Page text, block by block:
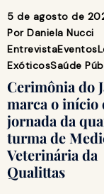
5 de agosto de
Por Daniela Nucci
EntrevistaEventos
ExóticosSaúde
Cerimônia do
marca o início
jornada da
turma de
Veterinária da
Qualittas